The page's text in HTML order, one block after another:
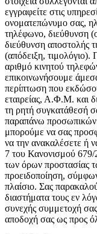
εγγραφείτε στις
ονοματεπώνυμο σας,
τηλέφωνο, διεύθυνση
διεύθυνση αποστολής
(απόδειξη,
αριθμό κινητού
επικοινωνήσουμε
περίπτωση που
εταιρείας, Α.Φ.Μ. και
τη ρητή συγκατάθεσή
παραπάνω προσωπικών
μπορούμε να σας
να την ανακαλέσετε ή
7 του Κανονισμού
των όρων προστασίας
προειδοποίηση,
πλαίσιο. Σας
διαστήματα τους εν
συνεχής συμμετοχή
αποδοχή σας ως προς